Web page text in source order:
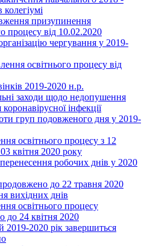
призупинення
процесу від 10.02.2020
чергування у 2019-
освітнього процесу від
2019-2020 н.р.
заходи щодо недопушення
інфекції
груп подовженого дня у 2019-
освітнього процесу з 12
квітня 2020 року
робочих днів у 2020
до 22 травня 2020
вихідних днів
освітнього процесу
до 24 квітня 2020
2019-2020 рік завершиться